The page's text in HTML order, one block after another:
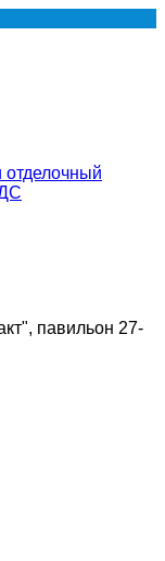
отделочный
павильон 27-